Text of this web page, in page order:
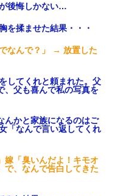
後悔しかない…
を揉ませた結果・・・
なんで？」 → 放置した
してくれと頼まれた。父
、父も喜んで私の写真を
んかと家族になるのはご
「なんで言い返してくれ
嫁「臭いんだよ！キモオ
で、なんで告白してきた